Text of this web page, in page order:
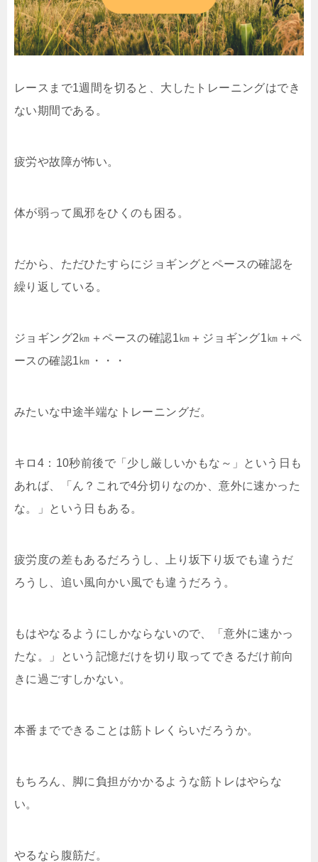
レースまで1週間を切ると、大したトレーニングはでき
ない期間である。
疲労や故障が怖い。
体が弱って風邪をひくのも困る。
だから、ただひたすらにジョギングとペースの確認を
繰り返している。
ジョギング2㎞＋ペースの確認1㎞＋ジョギング1㎞＋ペ
ースの確認1㎞・・・
みたいな中途半端なトレーニングだ。
キロ4：10秒前後で「少し厳しいかもな～」という日も
あれば、「ん？これで4分切りなのか、意外に速かった
な。」という日もある。
疲労度の差もあるだろうし、上り坂下り坂でも違うだ
ろうし、追い風向かい風でも違うだろう。
もはやなるようにしかならないので、「意外に速かっ
たな。」という記憶だけを切り取ってできるだけ前向
きに過ごすしかない。
本番までできることは筋トレくらいだろうか。
もちろん、脚に負担がかかるような筋トレはやらな
い。
やるなら腹筋だ。